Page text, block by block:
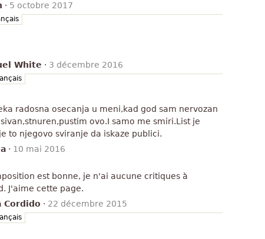
· 5 octobre 2017
White · 3 décembre 2016
radosna osecanja u meni,kad god sam nervozan
ovo.I samo me smiri.List je
to njegovo sviranje da iskaze publici.
· 10 mai 2016
est bonne, je n'ai aucune critiques à
J'aime cette page.
Cordido · 22 décembre 2015